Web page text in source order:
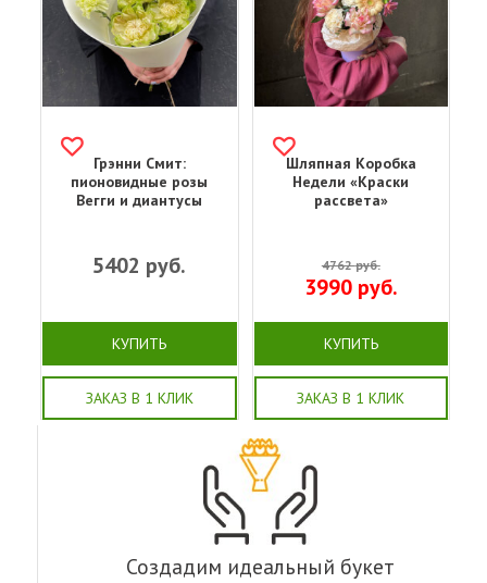
Грэнни Смит:
пионовидные розы
Вегги и диантусы
5402 руб.
КУПИТЬ
ЗАКАЗ В 1 КЛИК
Шляпная Коробка
Недели «Краски
рассвета»
4762руб.
3990руб.
КУПИТЬ
ЗАКАЗ В 1 КЛИК
Создадим идеальный букет